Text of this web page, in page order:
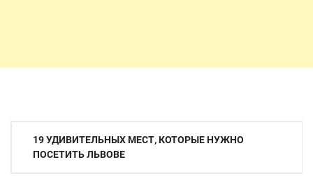
Навигация
19 УДИВИТЕЛЬНЫХ МЕСТ, КОТОРЫЕ НУЖНО
ПОСЕТИТЬ ЛЬВОВЕ